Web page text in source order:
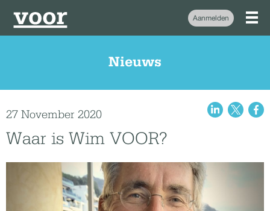
Aanmelden
Nieuws
27 November 2020
Waar is Wim VOOR?